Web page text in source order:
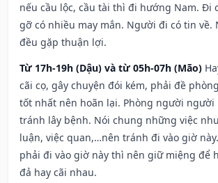
nếu cầu lộc, cầu tài thì đi hướng Nam. Đi
gỡ có nhiều may mắn. Người đi có tin về.
đều gặp thuận lợi.
Từ 17h-19h (Dậu) và từ 05h-07h (Mão)
cãi cọ, gây chuyện đói kém, phải đề
tốt nhất nên hoãn lại. Phòng người người
tránh lây bệnh. Nói chung những việc
luận, việc quan,…nên tránh đi vào giờ
phải đi vào giờ này thì nên giữ miệng để
đả hay cãi nhau.